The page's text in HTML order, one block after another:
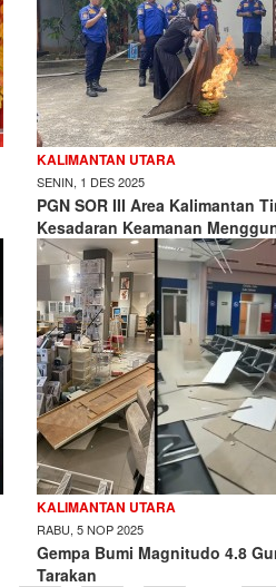
KALIMANTAN UTARA
SENIN, 1 DES 2025
PGN SOR III Area Kalimantan
Kesadaran Keamanan
KALIMANTAN UTARA
RABU, 5 NOP 2025
Gempa Bumi Magnitudo 4.8
Tarakan